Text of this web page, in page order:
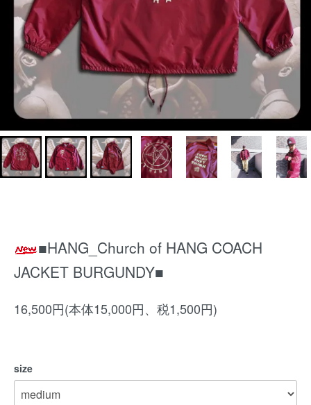
■HANG_Church of HANG COACH
JACKET BURGUNDY■
16,500円(本体15,000円、税1,500円)
size